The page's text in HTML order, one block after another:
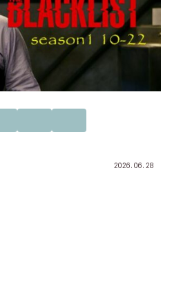
2026.06.28